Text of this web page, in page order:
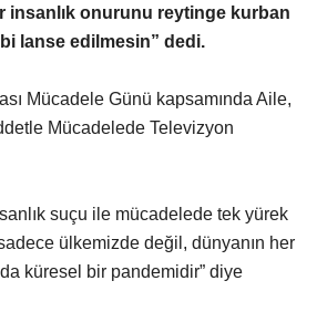
insanlık onurunu reytinge kurban
lanse edilmesin” dedi.
Mücadele Günü kapsamında Aile,
Mücadelede Televizyon
suçu ile mücadelede tek yürek
ülkemizde değil, dünyanın her
küresel bir pandemidir” diye